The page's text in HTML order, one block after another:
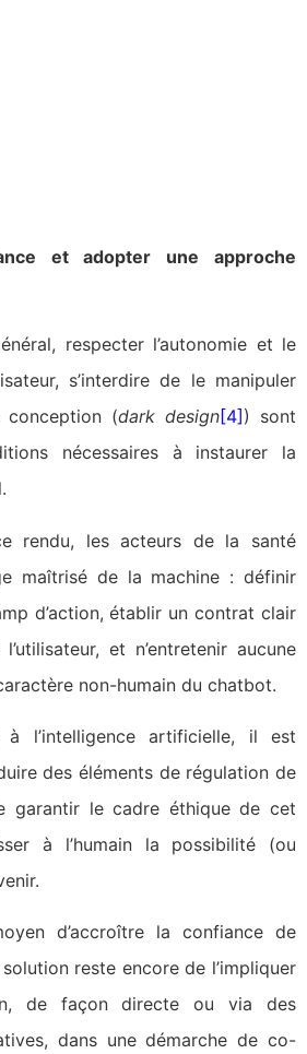
et adopter une approche
respecter l’autonomie et le
s’interdire de le manipuler
conception (dark design[4] ) sont
nécessaires à instaurer la
rendu, les acteurs de la santé
maîtrisé de la machine : définir
d’action, établir un contrat clair
et n’entretenir aucune
non-humain du chatbot.
à l’intelligence artificielle, il est
des éléments de régulation de
garantir le cadre éthique de cet
à l’humain la possibilité (ou
d’accroître la confiance de
reste encore de l’impliquer
de façon directe ou via des
dans une démarche de co-